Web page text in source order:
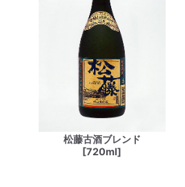
松藤古酒ブレンド
[720ml]